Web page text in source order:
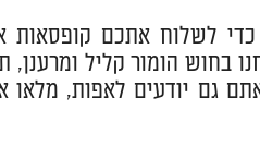
לשלוח אתכם קופסאות
הומור קליל ומרענן,
גם יודעים לאפות,